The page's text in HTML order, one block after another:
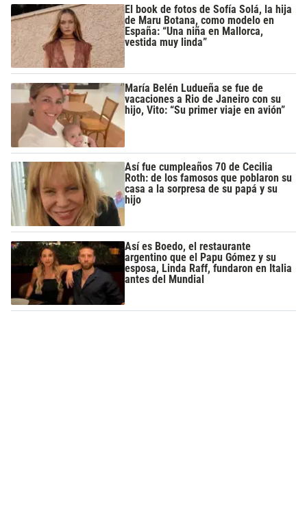
El book de fotos de Sofía Solá, la hija
de Maru Botana, como modelo en
España: “Una niña en Mallorca,
vestida muy linda”
María Belén Ludueña se fue de
vacaciones a Rio de Janeiro con su
hijo, Vito: “Su primer viaje en avión”
Así fue cumpleaños 70 de Cecilia
Roth: de los famosos que poblaron su
casa a la sorpresa de su papá y su
hijo
Así es Boedo, el restaurante
argentino que el Papu Gómez y su
esposa, Linda Raff, fundaron en Italia
antes del Mundial